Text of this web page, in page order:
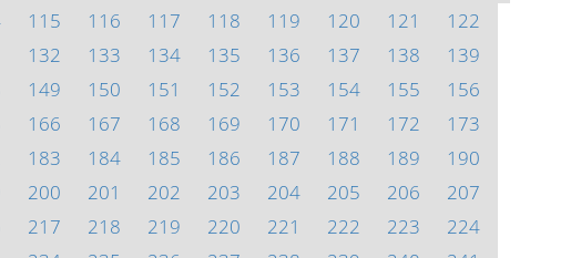
115 116 117 118 119 120 121
122
132 133 134 135 136 137 138
139
149 150 151 152 153 154 155
156
166 167 168 169 170 171 172
173
183 184 185 186 187 188 189
190
200 201 202 203 204 205 206
207
217 218 219 220 221 222 223
224